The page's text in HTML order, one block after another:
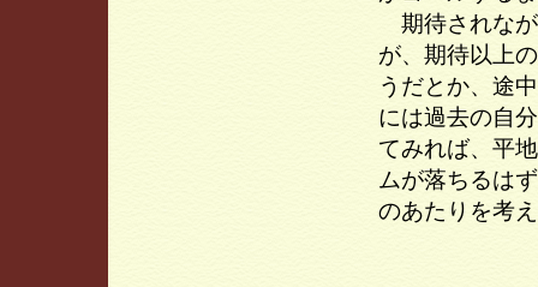
期待されなが
が、期待以上
うだとか、途
には過去の自
てみれば、平
ムが落ちるは
のあたりを考